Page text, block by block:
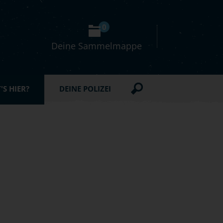
Deine Sammelmappe
0
HIER? DEINE POLIZEI